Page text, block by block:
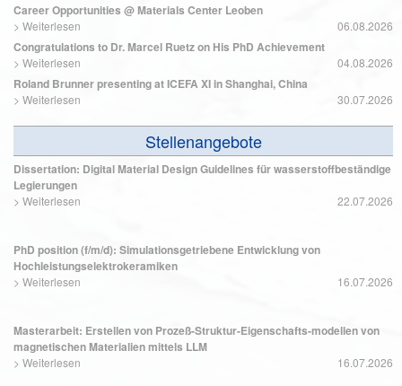
Career Opportunities @ Materials Center Leoben
> Weiterlesen 06.08.2026
Congratulations to Dr. Marcel Ruetz on His PhD Achievement
> Weiterlesen 04.08.2026
Roland Brunner presenting at ICEFA XI in Shanghai, China
> Weiterlesen 30.07.2026
Stellenangebote
Dissertation: Digital Material Design Guidelines für wasserstoffbeständige
Legierungen
> Weiterlesen 22.07.2026
PhD position (f/m/d): Simulationsgetriebene Entwicklung von
Hochleistungselektrokeramiken
> Weiterlesen 16.07.2026
Masterarbeit: Erstellen von Prozeß-Struktur-Eigenschafts-modellen von
magnetischen Materialien mittels LLM
> Weiterlesen 16.07.2026